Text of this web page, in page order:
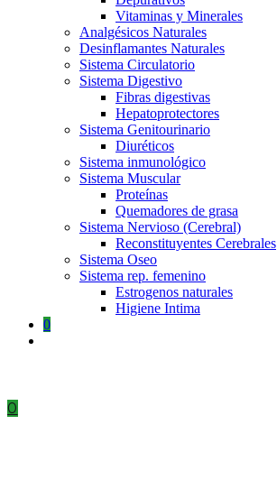
Vitaminas y Minerales
Analgésicos Naturales
Desinflamantes Naturales
Sistema Circulatorio
Sistema Digestivo
Fibras digestivas
Hepatoprotectores
Sistema Genitourinario
Diuréticos
Sistema inmunológico
Sistema Muscular
Proteínas
Quemadores de grasa
Sistema Nervioso (Cerebral)
Reconstituyentes Cerebrales
Sistema Oseo
Sistema rep. femenino
Estrogenos naturales
Higiene Intima
0
0